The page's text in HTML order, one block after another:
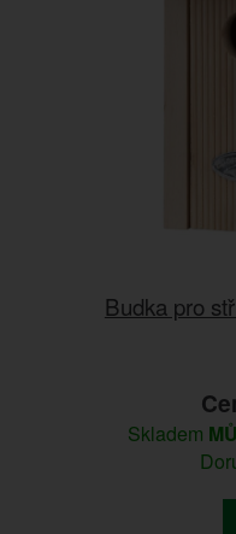
Budka pro
Skladem